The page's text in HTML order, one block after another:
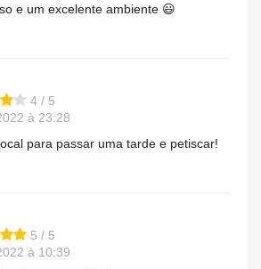
e um excelente ambiente 😃
4 / 5
à 23:28
para passar uma tarde e petiscar!
5 / 5
à 10:39